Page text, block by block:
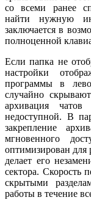
со всеми ранее
найти нужную
заключается в
полноценной
Если папка не
настройки
программы в
случайно
архивация
недоступной. В
закрепление
мгновенного
оптимизирован
делает его
сектора. Скорость
скрытыми
работы в течение